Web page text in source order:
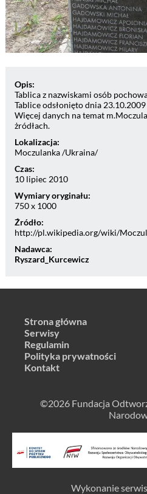
Opis:
Tablica z nazwiskami osób
Tablice odsłonięto dnia 23.10.2009
Więcej danych na temat
żródłach.
Lokalizacja:
Moczulanka /Ukraina/
Czas:
10 lipiec 2010
Wymiary oryginału:
750 x 1000
Źródło:
http://pl.wikipedia.org/wiki/
Nadawca:
Ryszard_Kurcewicz
Strona główna
Serwisy
Regulamin
Polityka prywatności
Kontakt
©2026 Fundacja
Wykonanie